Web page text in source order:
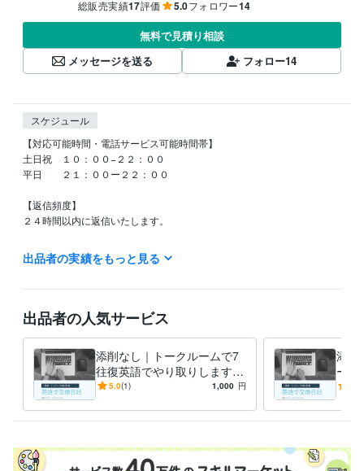
総販売実績17評価 5.0フォロワー14
無料で見積り相談
メッセージを送る
フォロー14
スケジュール
【対応可能時間・電話サービス可能時間帯】
土日祝　１０：００−２２：００
平日　　２１：００ー２２：００
【返信頻度】
２４時間以内に返信いたします。
経験職種
英検準一級合格 取得年 : 2018年
TOEIC820点取得 取得年 : 2020年
得意分野
オンラインレッスン・習い事 英語
語学力
出品者の実績をもっと見る
出品者の人気サービス
添削なし｜トークルームで7
往復英語でやり取りします
ジャーナリング交換日記のよ
5.0(1) 1,000 円
添削
ーム
ジャ